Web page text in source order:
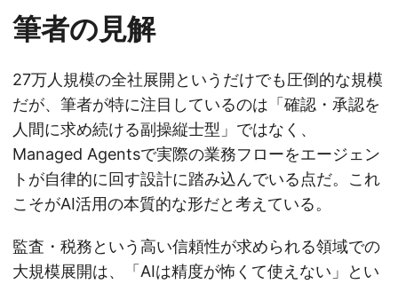
筆者の見解
27万人規模の全社展開というだけでも圧倒的な規模
だが、筆者が特に注目しているのは「確認・承認を
人間に求め続ける副操縦士型」ではなく、
Managed Agentsで実際の業務フローをエージェン
トが自律的に回す設計に踏み込んでいる点だ。これ
こそがAI活用の本質的な形だと考えている。
監査・税務という高い信頼性が求められる領域での
大規模展開は、「AIは精度が怖くて使えない」とい